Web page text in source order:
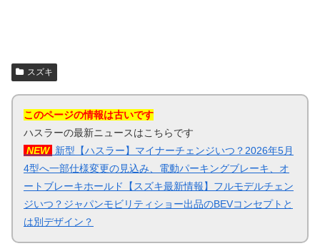
スズキ
このページの情報は古いです
ハスラーの最新ニュースはこちらです
NEW 新型【ハスラー】マイナーチェンジいつ？2026年5月
4型へ一部仕様変更の見込み、電動パーキングブレーキ、オ
ートブレーキホールド【スズキ最新情報】フルモデルチェン
ジいつ？ジャパンモビリティショー出品のBEVコンセプトと
は別デザイン？